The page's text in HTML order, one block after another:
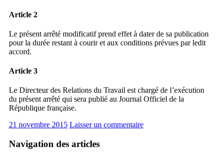
Article 2
Le présent arrêté modificatif prend effet à dater de sa publication
pour la durée restant à courir et aux conditions prévues par ledit
accord.
Article 3
Le Directeur des Relations du Travail est chargé de l’exécution
du présent arrêté qui sera publié au Journal Officiel de la
République française.
21 novembre 2015 Laisser un commentaire
Navigation des articles